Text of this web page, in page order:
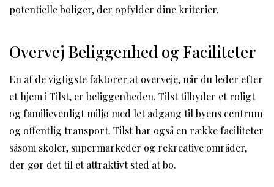
potentielle boliger, der opfylder dine kriterier.
Overvej Beliggenhed og Faciliteter
En af de vigtigste faktorer at overveje, når du leder efter
et hjem i Tilst, er beliggenheden. Tilst tilbyder et roligt
og familievenligt miljø med let adgang til byens centrum
og offentlig transport. Tilst har også en række faciliteter
såsom skoler, supermarkeder og rekreative områder,
der gør det til et attraktivt sted at bo.